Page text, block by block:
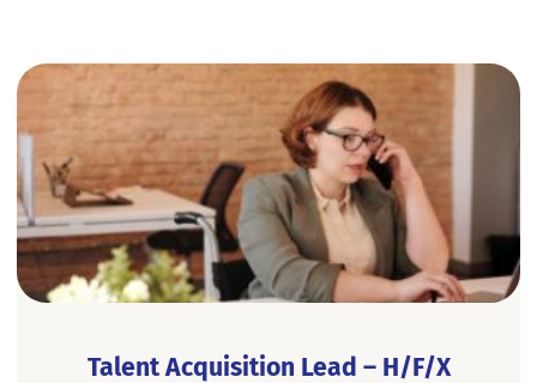
Talent Acquisition Lead – H/F/X